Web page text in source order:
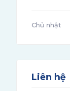
Chủ nhật
Liên hệ